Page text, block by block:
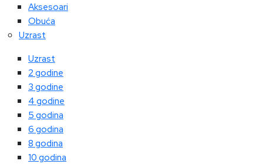
Aksesoari
Obuća
Uzrast
Uzrast
2 godine
3 godine
4 godine
5 godina
6 godina
8 godina
10 godina